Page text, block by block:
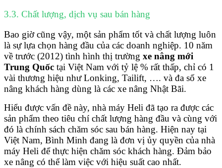
3.3. Chất lượng, dịch vụ sau bán hàng
Bao giờ cũng vậy, một sản phẩm tốt và chất lượng luôn
là sự lựa chọn hàng đầu của các doanh nghiệp. 10 năm
về trước (2012) tình hình thị trường xe nâng mới
Trung Quốc tại Việt Nam với tỷ lệ % rất thấp, chỉ có 1
vài thương hiệu như Lonking, Tailift, …. và đa số xe
nâng khách hàng dùng là các xe nâng Nhật Bãi.
Hiểu được vấn đề này, nhà máy Heli đã tạo ra được các
sản phẩm theo tiêu chí chất lượng hàng đầu và cùng với
đó là chính sách chăm sóc sau bán hàng. Hiện nay tại
Việt Nam, Bình Minh đang là đơn vị ủy quyền của nhà
máy Heli để thực hiện chăm sóc khách hàng. Đảm bảo
xe nâng có thể làm việc với hiệu suất cao nhất.